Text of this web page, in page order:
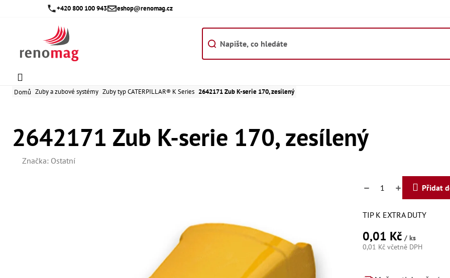
+420 800 100 943 eshop@renomag.cz
Domů Zuby a zubové systémy Zuby typ CATERPILLAR® K Series 2642171 Zub K-serie 170, zesílený
2642171 Zub K-serie 170, zesílený
Značka: Ostatní
0,01 Kč / ks
0,01 Kč včetně DPH
Přidat
TIP K EXTRA DUTY